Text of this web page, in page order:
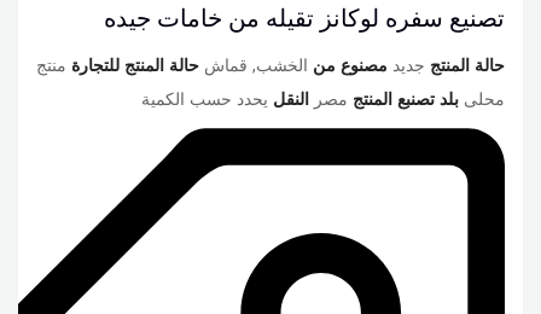
تصنيع سفره لوكانز تقيله من خامات جيده
حالة المنتج جديد مصنوع من الخشب, قماش حالة المنتج للتجارة منتج
محلى بلد تصنبع المنتج مصر النقل يحدد حسب الكمية